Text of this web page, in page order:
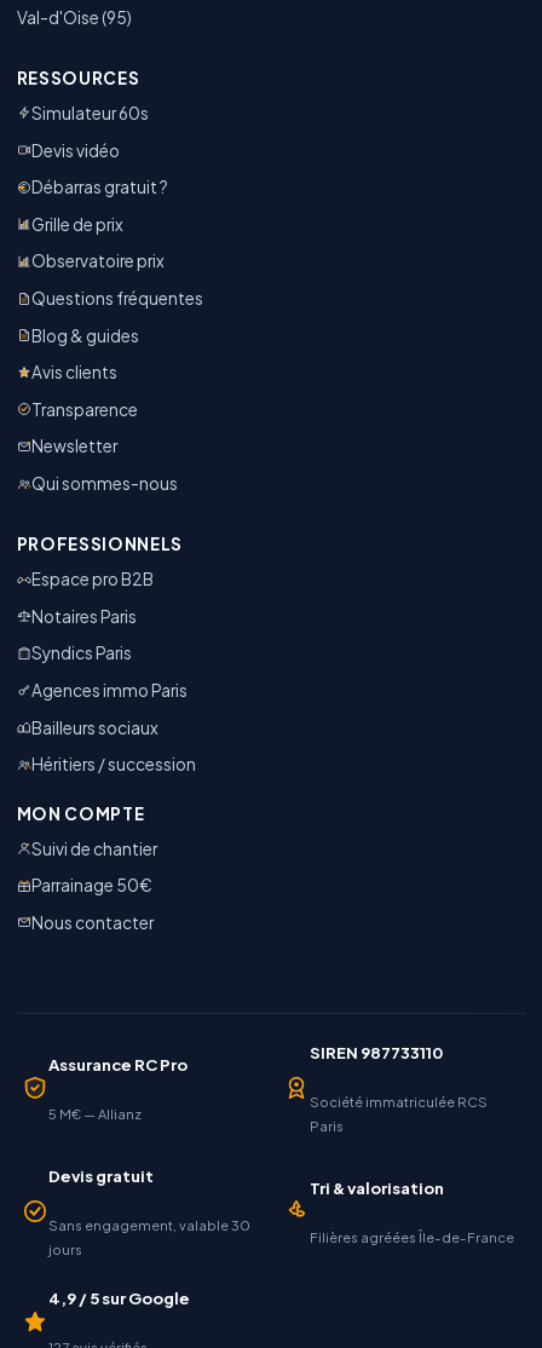
Val-d'Oise (95)
RESSOURCES
Simulateur 60s
Devis vidéo
Débarras gratuit ?
Grille de prix
Observatoire prix
Questions fréquentes
Blog & guides
Avis clients
Transparence
Newsletter
Qui sommes-nous
PROFESSIONNELS
Espace pro B2B
Notaires Paris
Syndics Paris
Agences immo Paris
Bailleurs sociaux
Héritiers / succession
MON COMPTE
Suivi de chantier
Parrainage 50€
Nous contacter
Assurance RC Pro
5 M€ — Allianz
SIREN 987733110
Société immatriculée RCS
Paris
Devis gratuit
Sans engagement, valable 30
jours
Tri & valorisation
Filières agréées Île-de-France
4,9 / 5 sur Google